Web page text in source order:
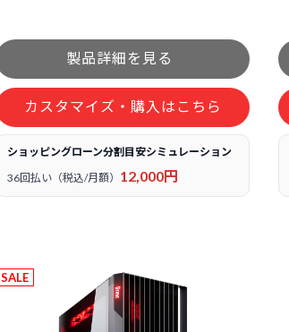
カスタマイズ・購入はこちら
ショッピングローン分割目安シミュレーション
36回払い（税込/月額） 12,000円
SALE